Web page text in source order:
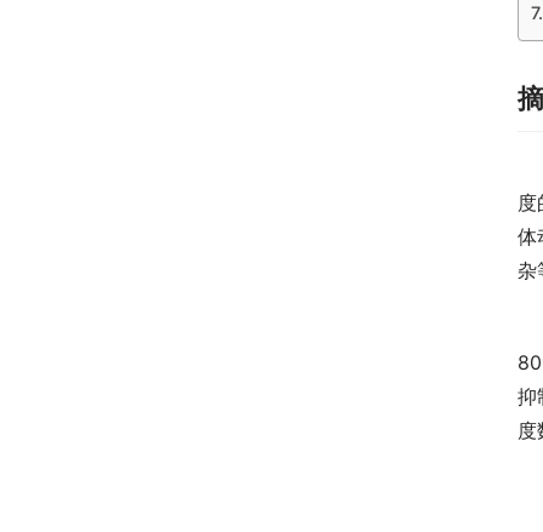
体
杂
抑
度